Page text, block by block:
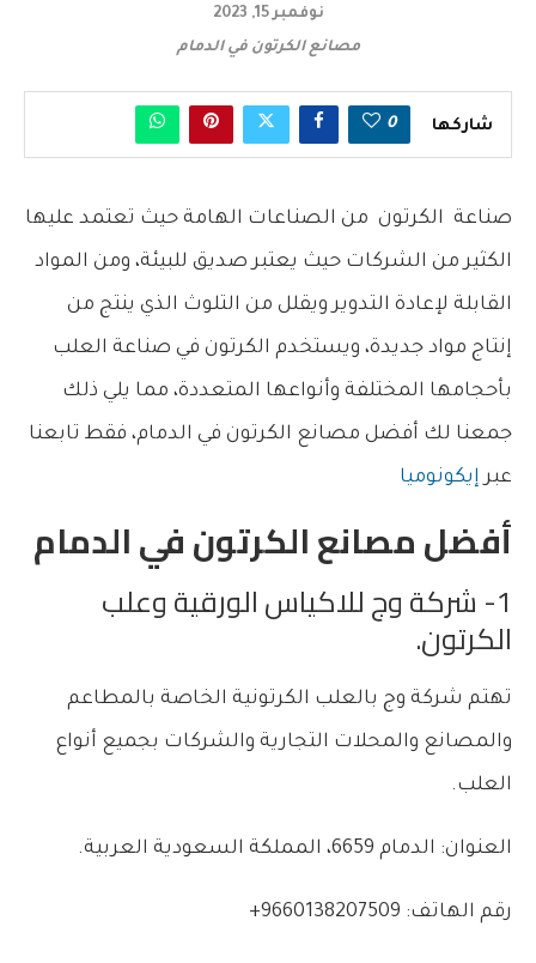
نوفمبر 15, 2023
مصانع الكرتون في الدمام
شاركها 0
صناعة الكرتون من الصناعات الهامة حيث تعتمد عليها
الكثير من الشركات حيث يعتبر صديق للبيئة، ومن المواد
القابلة لإعادة التدوير ويقلل من التلوث الذي ينتج من
إنتاج مواد جديدة، ويستخدم الكرتون في صناعة العلب
بأحجامها المختلفة وأنواعها المتعددة، مما يلي ذلك
جمعنا لك أفضل مصانع الكرتون في الدمام، فقط تابعنا
عبر إيكونوميا
أفضل مصانع الكرتون في الدمام
1- شركة وج للاكياس الورقية وعلب
الكرتون.
تهتم شركة وج بالعلب الكرتونية الخاصة بالمطاعم
والمصانع والمحلات التجارية والشركات بجميع أنواع
العلب.
العنوان: الدمام 6659، المملكة السعودية العربية.
رقم الهاتف: 9660138207509+